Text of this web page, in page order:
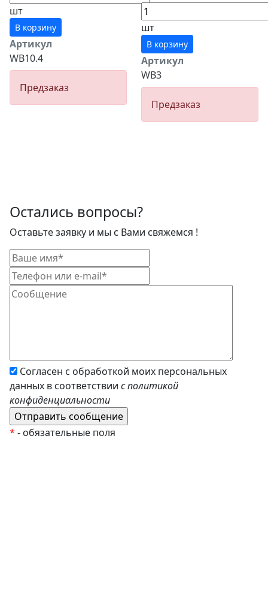
шт
В корзину
Артикул
WB10.4
Предзаказ
шт
В корзину
Артикул
WB3
Предзаказ
Остались вопросы?
Оставьте заявку и мы с Вами свяжемся !
Согласен с обработкой моих персональных
данных в соответствии с политикой
конфиденциальности
* - обязательные поля